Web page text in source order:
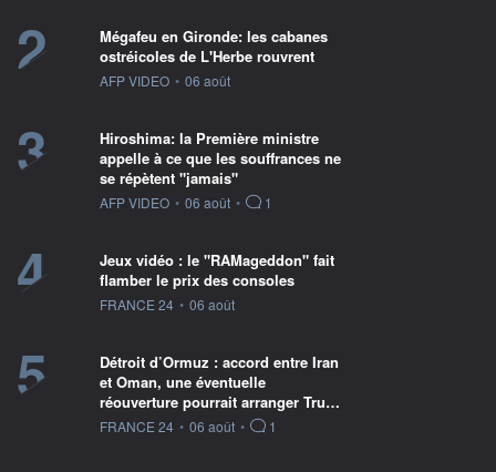
2
Mégafeu en Gironde: les cabanes
ostréicoles de L'Herbe rouvrent
information fournie par
AFP VIDEO • 06 août
3
Hiroshima: la Première ministre
appelle à ce que les souffrances ne
se répètent "jamais"
information fournie par
AFP VIDEO • 06 août • 1
4
Jeux vidéo : le "RAMageddon" fait
flamber le prix des consoles
information fournie par
FRANCE 24 • 06 août
5
Détroit d’Ormuz : accord entre Iran
et Oman, une éventuelle
réouverture pourrait arranger Tru…
information fournie par
FRANCE 24 • 06 août • 1